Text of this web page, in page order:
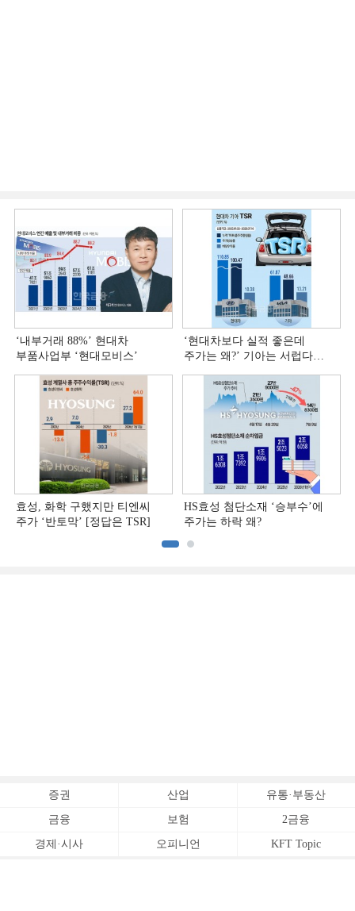
‘내부거래 88%ʼ 현대차
부품사업부 ‘현대모비스ʼ
‘현대차보다 실적 좋은데
주가는 왜?ʼ 기아는 서럽다
효성, 화학 구했지만 티엔씨
주가 ‘반토막’ [정답은 TSR]
HS효성 첨단소재 ‘승부수’에
주가는 하락 왜?
증권 산업 유통·부동산
금융 보험 2금융
경제·시사 오피니언 KFT Topic